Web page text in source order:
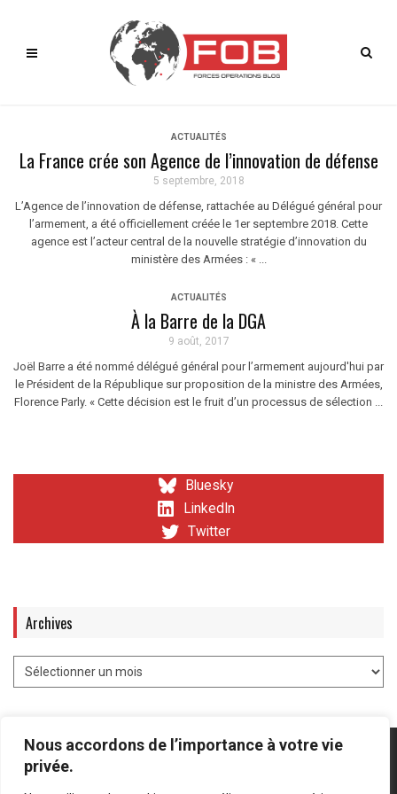
Nous accordons de l’importance à votre vie
privée.
ACTUALITÉS
La France crée son Agence de l’innovation de défense
5 septembre, 2018
L’Agence de l’innovation de défense, rattachée au Délégué général pour
l’armement, a été officiellement créée le 1er septembre 2018. Cette
agence est l’acteur central de la nouvelle stratégie d’innovation du
ministère des Armées : « ...
ACTUALITÉS
À la Barre de la DGA
9 août, 2017
Joël Barre a été nommé délégué général pour l’armement aujourd'hui par
le Président de la République sur proposition de la ministre des Armées,
Florence Parly. « Cette décision est le fruit d’un processus de sélection ...
Bluesky
LinkedIn
Twitter
Archives